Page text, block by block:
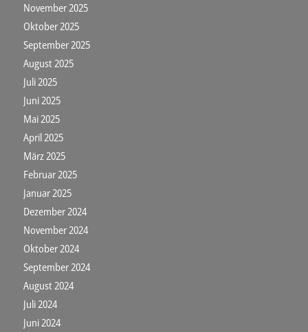
November 2025
Oktober 2025
September 2025
August 2025
Juli 2025
Juni 2025
Mai 2025
April 2025
März 2025
Februar 2025
Januar 2025
Dezember 2024
November 2024
Oktober 2024
September 2024
August 2024
Juli 2024
Juni 2024